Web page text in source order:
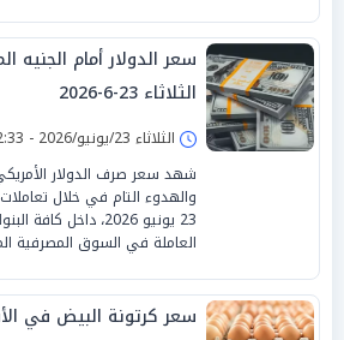
سعر الدولار أمام الجنيه
الثلاثاء 23-6-2026
الثلاثاء 23/يونيو/2026 - 12:33 ص
شهد سعر صرف الدولار
والهدوء التام في خلال تعاملات
23 يونيو 2026، داخل
العاملة في السوق المصرفية
سعر كرتونة البيض في